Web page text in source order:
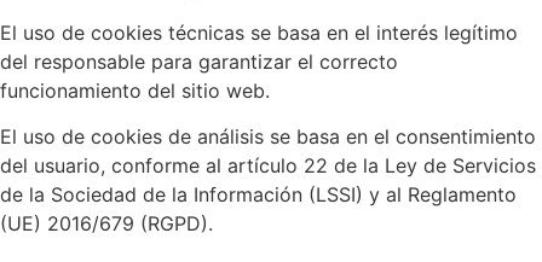
El uso de cookies técnicas se basa en el interés legítimo
del responsable para garantizar el correcto
funcionamiento del sitio web.
El uso de cookies de análisis se basa en el consentimiento
del usuario, conforme al artículo 22 de la Ley de Servicios
de la Sociedad de la Información (LSSI) y al Reglamento
(UE) 2016/679 (RGPD).